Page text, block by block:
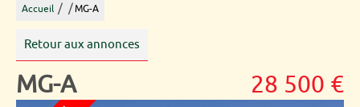
Accueil / /MG-A
Retour aux annonces
MG-A 28 500 €